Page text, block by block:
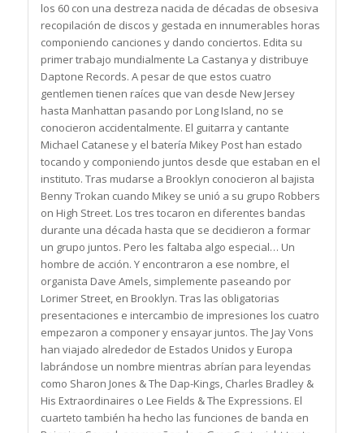
los 60 con una destreza nacida de décadas de obsesiva
recopilación de discos y gestada en innumerables horas
componiendo canciones y dando conciertos. Edita su
primer trabajo mundialmente La Castanya y distribuye
Daptone Records. A pesar de que estos cuatro
gentlemen tienen raíces que van desde New Jersey
hasta Manhattan pasando por Long Island, no se
conocieron accidentalmente. El guitarra y cantante
Michael Catanese y el batería Mikey Post han estado
tocando y componiendo juntos desde que estaban en el
instituto. Tras mudarse a Brooklyn conocieron al bajista
Benny Trokan cuando Mikey se unió a su grupo Robbers
on High Street. Los tres tocaron en diferentes bandas
durante una década hasta que se decidieron a formar
un grupo juntos. Pero les faltaba algo especial… Un
hombre de acción. Y encontraron a ese nombre, el
organista Dave Amels, simplemente paseando por
Lorimer Street, en Brooklyn. Tras las obligatorias
presentaciones e intercambio de impresiones los cuatro
empezaron a componer y ensayar juntos. The Jay Vons
han viajado alrededor de Estados Unidos y Europa
labrándose un nombre mientras abrían para leyendas
como Sharon Jones & The Dap-Kings, Charles Bradley &
His Extraordinaires o Lee Fields & The Expressions. El
cuarteto también ha hecho las funciones de banda en